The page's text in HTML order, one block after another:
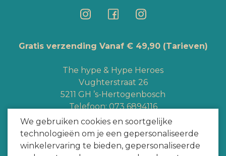
We gebruiken cookies en soortgelijke
technologieën om je een gepersonaliseerde
winkelervaring te bieden, gepersonaliseerde
Gratis verzending Vanaf € 49,90 (Tarieven)
The hype & Hype Heroes
Vughterstraat 26
5211 GH ’s-Hertogenbosch
Telefoon: 073 6894116
Whatsapp:+3165363328
info@hypeheroes.com